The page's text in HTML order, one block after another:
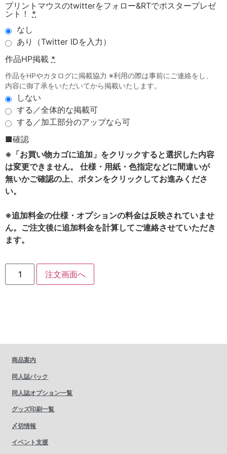
プリントマウスのtwitterをフォロー&RTでポスタープレゼ
ント！
*
なし
あり（Twitter IDを入力）
作品HP掲載 *
作品をHPやカタログに掲載協力 ※利用の際は事前にご連絡をし、
内容に御了承をいただいてから掲載いたします。
しない
する／全体的な掲載可
する／加工部分のアップなら可
■確認
※「お買い物カゴに追加」をクリックすると選択した内容
は変更できません。 仕様・用紙・色指定などに間違いが
無いかご確認の上、ボタンをクリックしてお進みくださ
い。
※追加料金の仕様・オプションの料金は反映されていませ
ん。ご注文後に追加料金を計算してご連絡させていただき
ます。
注文画面へ
商品案内
同人誌パック
同人誌オプション一覧
グッズ印刷一覧
〆切情報
イベント支援